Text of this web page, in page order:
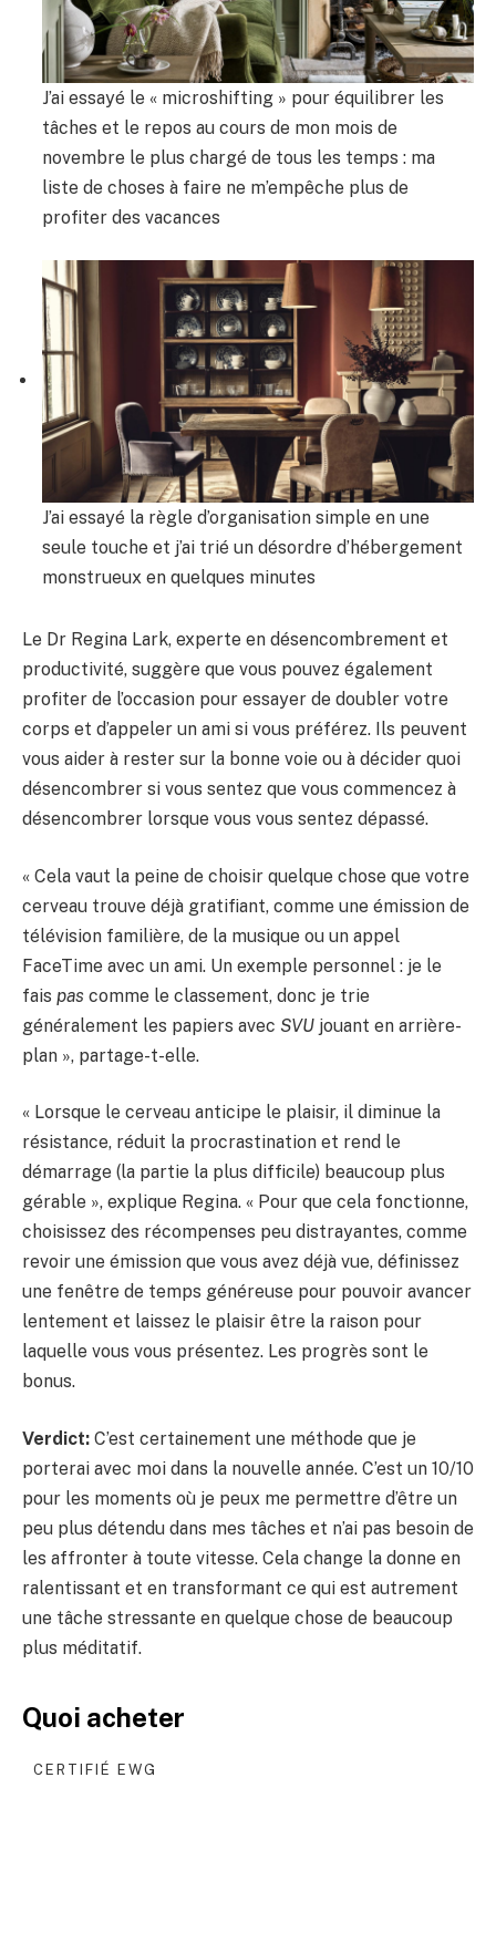
J’ai essayé le « microshifting » pour équilibrer les
tâches et le repos au cours de mon mois de
novembre le plus chargé de tous les temps : ma
liste de choses à faire ne m’empêche plus de
profiter des vacances
J’ai essayé la règle d’organisation simple en une
seule touche et j’ai trié un désordre d’hébergement
monstrueux en quelques minutes
Le Dr Regina Lark, experte en désencombrement et
productivité, suggère que vous pouvez également
profiter de l’occasion pour essayer de doubler votre
corps et d’appeler un ami si vous préférez. Ils peuvent
vous aider à rester sur la bonne voie ou à décider quoi
désencombrer si vous sentez que vous commencez à
désencombrer lorsque vous vous sentez dépassé.
« Cela vaut la peine de choisir quelque chose que votre
cerveau trouve déjà gratifiant, comme une émission de
télévision familière, de la musique ou un appel
FaceTime avec un ami. Un exemple personnel : je le
fais pas comme le classement, donc je trie
généralement les papiers avec SVU jouant en arrière-
plan », partage-t-elle.
« Lorsque le cerveau anticipe le plaisir, il diminue la
résistance, réduit la procrastination et rend le
démarrage (la partie la plus difficile) beaucoup plus
gérable », explique Regina. « Pour que cela fonctionne,
choisissez des récompenses peu distrayantes, comme
revoir une émission que vous avez déjà vue, définissez
une fenêtre de temps généreuse pour pouvoir avancer
lentement et laissez le plaisir être la raison pour
laquelle vous vous présentez. Les progrès sont le
bonus.
Verdict: C’est certainement une méthode que je
porterai avec moi dans la nouvelle année. C’est un 10/10
pour les moments où je peux me permettre d’être un
peu plus détendu dans mes tâches et n’ai pas besoin de
les affronter à toute vitesse. Cela change la donne en
ralentissant et en transformant ce qui est autrement
une tâche stressante en quelque chose de beaucoup
plus méditatif.
Quoi acheter
CERTIFIÉ EWG